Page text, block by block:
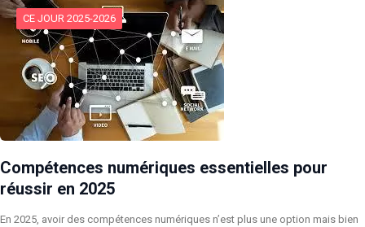
CE JOUR 2025-2026
Compétences numériques essentielles pour
réussir en 2025
En 2025, avoir des compétences numériques n’est plus une option mais bien